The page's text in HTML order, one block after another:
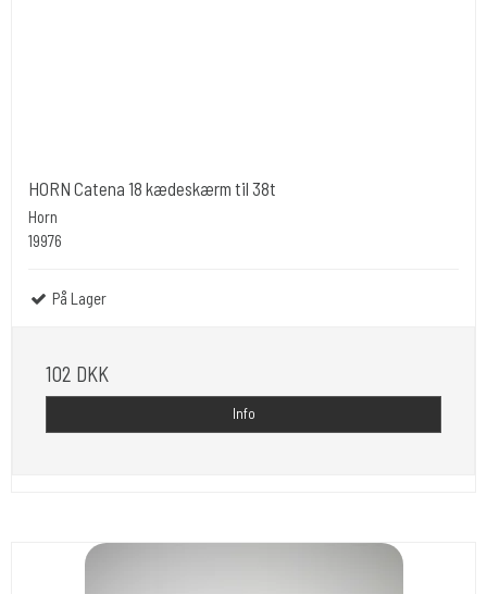
HORN Catena 18 kædeskærm til 38t
Horn
19976
På Lager
102 DKK
Info